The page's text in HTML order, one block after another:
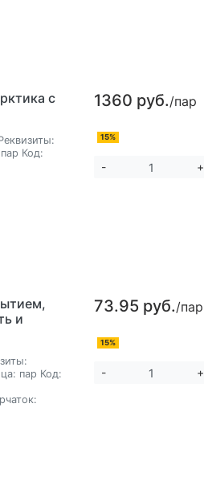
с
пар Код:
1360 руб./пар
15%
- +
и
пар Код:
73.95 руб./пар
15%
- +